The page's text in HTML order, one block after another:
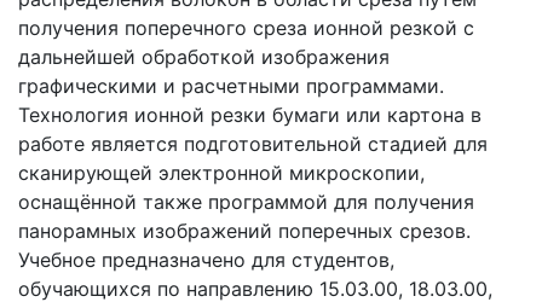
получения поперечного среза ионной резкой с
дальнейшей обработкой изображения
графическими и расчетными программами.
Технология ионной резки бумаги или картона в
работе является подготовительной стадией для
сканирующей электронной микроскопии,
оснащённой также программой для получения
панорамных изображений поперечных срезов.
Учебное предназначено для студентов,
обучающихся по направлению 15.03.00, 18.03.00,